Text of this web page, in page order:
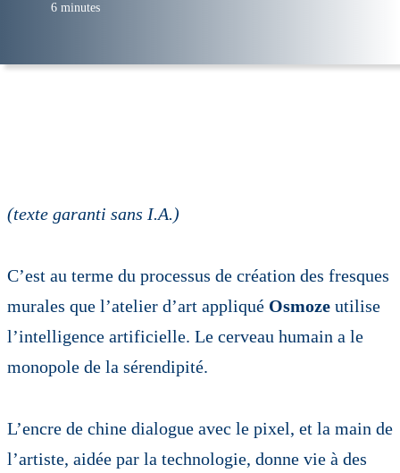
6 minutes
(texte garanti sans I.A.)
C’est au terme du processus de création des fresques
murales que l’atelier d’art appliqué Osmoze utilise
l’intelligence artificielle. Le cerveau humain a le
monopole de la sérendipité.
L’encre de chine dialogue avec le pixel, et la main de
l’artiste, aidée par la technologie, donne vie à des